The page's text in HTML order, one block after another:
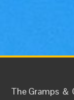
The Gramps ＆